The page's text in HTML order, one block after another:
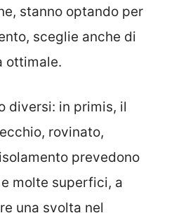
stanno optando per
sceglie anche di
ottimale.
diversi: in primis, il
rovinato,
prevedono
molte superfici, a
una svolta nel